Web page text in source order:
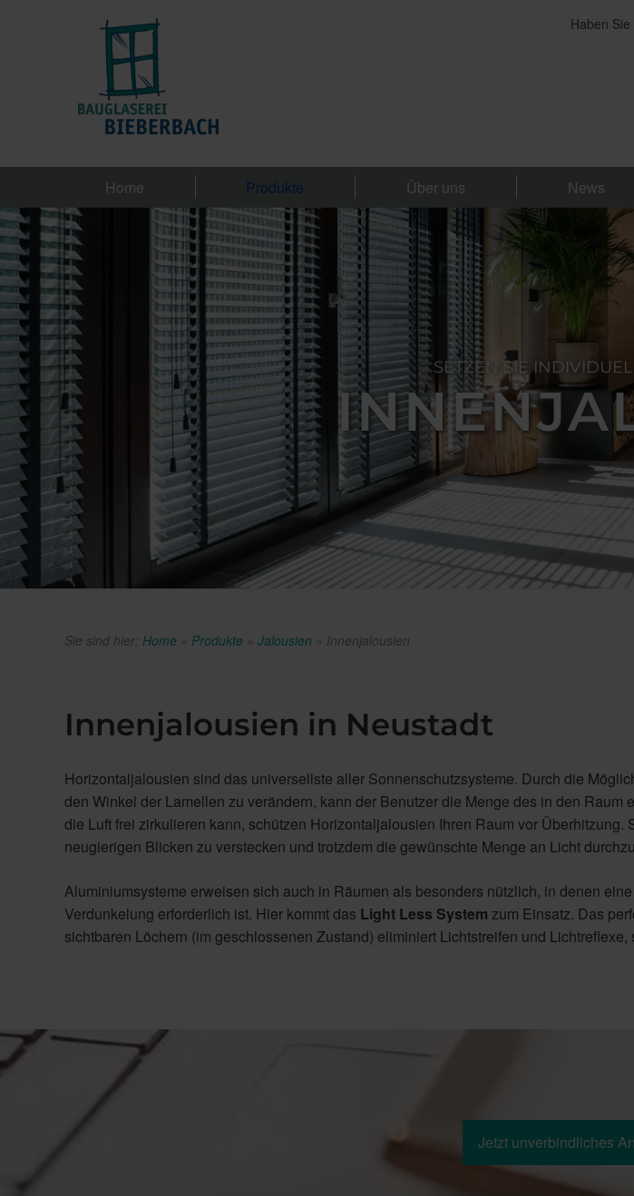
Haben
Home Produkte Über uns News
SETZEN SIE
Sie sind hier: Home » Produkte » Jalousien » Innenjalousien
Innenjalousien in Neustadt
Horizontaljalousien sind das universellste aller Sonnenschutzsysteme. Durch die
den Winkel der Lamellen zu verändern, kann der Benutzer die Menge des in den Raum
die Luft frei zirkulieren kann, schützen Horizontaljalousien Ihren Raum vor Überhitzung.
neugierigen Blicken zu verstecken und trotzdem die gewünschte Menge an Licht
Aluminiumsysteme erweisen sich auch in Räumen als besonders nützlich, in denen
Verdunkelung erforderlich ist. Hier kommt das Light Less System zum Einsatz. Das
sichtbaren Löchern (im geschlossenen Zustand) eliminiert Lichtstreifen und Lichtreflexe,
Jetzt unverbindliches